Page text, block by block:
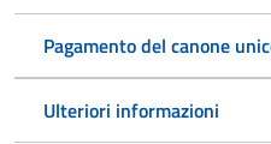
Pagamento del canone
Ulteriori informazioni